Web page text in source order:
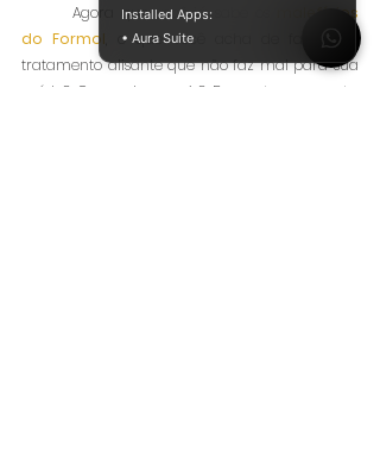
	Agora que você já sabe os
malefícios
do Formol , o que você acha de fazer um
tratamento alisante que não faz mal para sua
Installed Apps:
• Aura Suite